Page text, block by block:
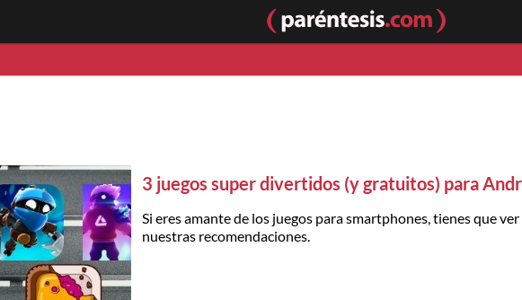
3 juegos super divertidos (y gratuitos) para
Si eres amante de los juegos para smartphones, tienes que ver
nuestras recomendaciones.